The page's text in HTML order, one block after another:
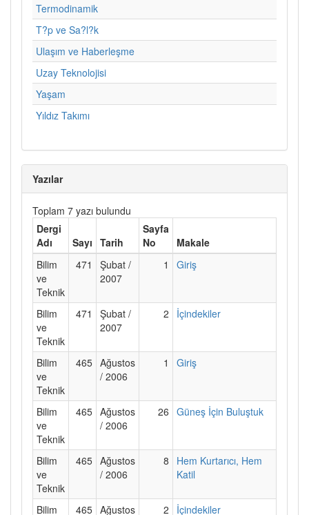
Termodinamik
T?p ve Sa?l?k
Ulaşım ve Haberleşme
Uzay Teknolojisi
Yaşam
Yıldız Takımı
Yazılar
Toplam 7 yazı bulundu
Dergi
Adı
Sayı Tarih
Sayfa
No
Makale
Bilim
ve
Teknik
471
Şubat /
2007
1 Giriş
Bilim
ve
Teknik
471
Şubat /
2007
2 İçindekiler
Bilim
ve
Teknik
465 Ağustos
/ 2006
1 Giriş
Bilim
ve
Teknik
465 Ağustos
/ 2006
26 Güneş İçin Buluştuk
Bilim
ve
Teknik
465 Ağustos
/ 2006
8
Hem Kurtarıcı, Hem
Katil
Bilim 465 Ağustos 2 İçindekiler